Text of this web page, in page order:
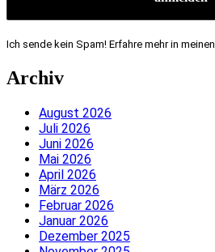
Ich sende kein Spam! Erfahre mehr in meinen
Archiv
August 2026
Juli 2026
Juni 2026
Mai 2026
April 2026
März 2026
Februar 2026
Januar 2026
Dezember 2025